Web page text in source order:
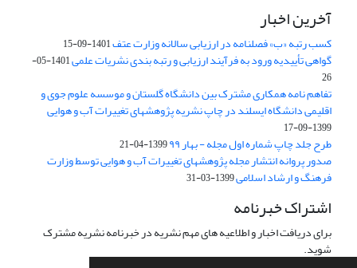
آخرین اخبار
کسب رتبه «ب» فصلنامه در ارزیابی سالانه وزارت عتف1401-09-15
گواهی تأییدیه ورود به فرآیند ارزیابی و رتبه بندی نشریات علمی
1401-05-
26
تفاهم نامه همکاری مشترک بین دانشگاه گلستان و موسسه علوم جوی و
اقلیمی دانشگاه ایسلند در چاپ نشریه پژوهشهای تغییرات آب و هوایی
1399-09-17
طرح جلد چاپ شماره اول مجله - بهار ۹۹ 1399-04-21
صدور پروانه انتشار مجله پژوهشهای تغییرات آب و هوایی توسط وزارت
فرهنگ و ارشاد اسلامی1399-03-31
اشتراک خبرنامه
برای دریافت اخبار و اطلاعیه های مهم نشریه در خبرنامه نشریه مشترک
شوید.